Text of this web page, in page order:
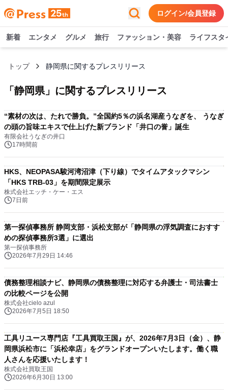
ログイン/会員登録
新着 エンタメ グルメ 旅行 ファッション・美容 ライフスタ
トップ 静岡県に関するプレスリリース
「 静岡県 」に関するプレスリリース
“素材の次は、たれで勝負。”全国約5％の浜名湖産うなぎを、 うなぎ
の頭の旨味エキスで仕上げた新ブランド「井口の誉」誕生
有限会社うなぎの井口
17時間前
HKS、NEOPASA駿河湾沼津（下り線）でタイムアタックマシン
「HKS TRB-03」を期間限定展示
株式会社エッチ・ケー・エス
7日前
第一探偵事務所 静岡支部・浜松支部が「静岡県の浮気調査におすす
めの探偵事務所3選」に選出
第一探偵事務所
2026年7月29日 14:46
債務整理相談ナビ、静岡県の債務整理に対応する弁護士・司法書士
の比較ページを公開
株式会社cielo azul
2026年7月5日 18:50
工具リユース専門店『工具買取王国』が、2026年7月3日（金）、静
岡県浜松市に「浜松幸店」をグランドオープンいたします。働く職
人さんを応援いたします！
株式会社買取王国
2026年6月30日 13:00